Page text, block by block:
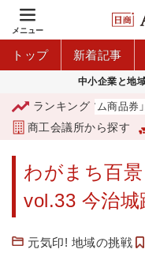
メニュー
トップ 新着記事
中小企業と地
ランキング
青森市プレミアム商品券」利
商工会議所から探す
わがまち百
vol.33 今治城
元気印! 地域の挑戦